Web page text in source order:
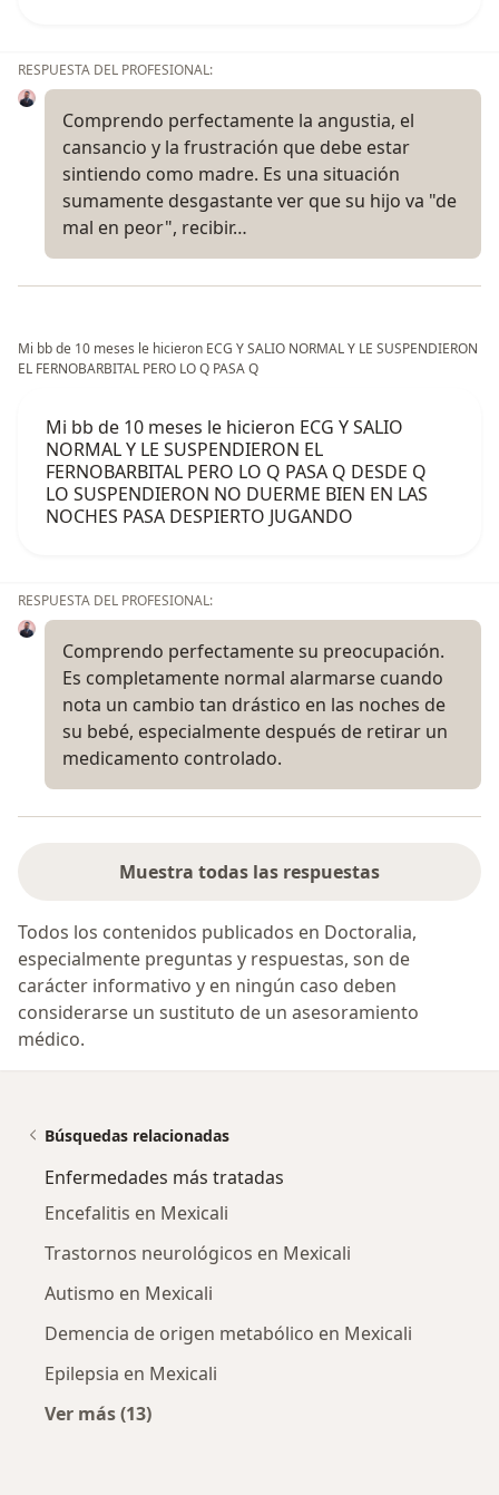
RESPUESTA DEL PROFESIONAL:
Comprendo perfectamente la angustia, el
cansancio y la frustración que debe estar
sintiendo como madre. Es una situación
sumamente desgastante ver que su hijo va "de
mal en peor", recibir…
Mi bb de 10 meses le hicieron ECG Y SALIO NORMAL Y LE SUSPENDIERON
EL FERNOBARBITAL PERO LO Q PASA Q
Mi bb de 10 meses le hicieron ECG Y SALIO
NORMAL Y LE SUSPENDIERON EL
FERNOBARBITAL PERO LO Q PASA Q DESDE Q
LO SUSPENDIERON NO DUERME BIEN EN LAS
NOCHES PASA DESPIERTO JUGANDO
RESPUESTA DEL PROFESIONAL:
Comprendo perfectamente su preocupación.
Es completamente normal alarmarse cuando
nota un cambio tan drástico en las noches de
su bebé, especialmente después de retirar un
medicamento controlado.
Muestra todas las respuestas
Todos los contenidos publicados en Doctoralia,
especialmente preguntas y respuestas, son de
carácter informativo y en ningún caso deben
considerarse un sustituto de un asesoramiento
médico.
Búsquedas relacionadas
Enfermedades más tratadas
Encefalitis en Mexicali
Trastornos neurológicos en Mexicali
Autismo en Mexicali
Demencia de origen metabólico en Mexicali
Epilepsia en Mexicali
Ver más (13)